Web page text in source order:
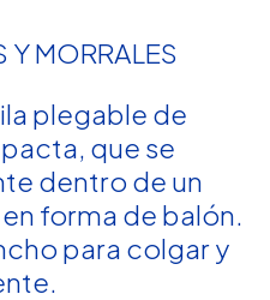
Y MORRALES
plegable de
que se
dentro de un
forma de balón.
para colgar y